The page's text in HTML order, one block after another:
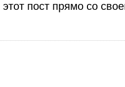
пост прямо со